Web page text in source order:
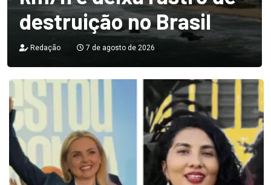
destruição no Brasil
Redação 7 de agosto de 2026